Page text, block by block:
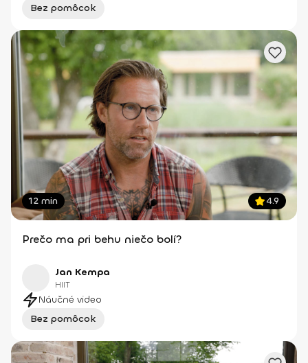
Bez pomôcok
12 min 4.9
Prečo ma pri behu niečo bolí?
Jan Kempa
HIIT
Náučné video
Bez pomôcok